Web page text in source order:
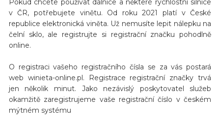
Pokud chcete používat dálnice a některé rychlostní silnice
v ČR, potřebujete vinětu. Od roku 2021 platí v České
republice elektronická viněta. Už nemusíte lepit nálepku na
čelní sklo, ale registrujte si registrační značku pohodlně
online.
O registraci vašeho registračního čísla se za vás postará
web winieta-online.pl. Registrace registrační značky trvá
jen několik minut. Jako nezávislý poskytovatel služeb
okamžitě zaregistrujeme vaše registrační číslo v českém
mýtném systému